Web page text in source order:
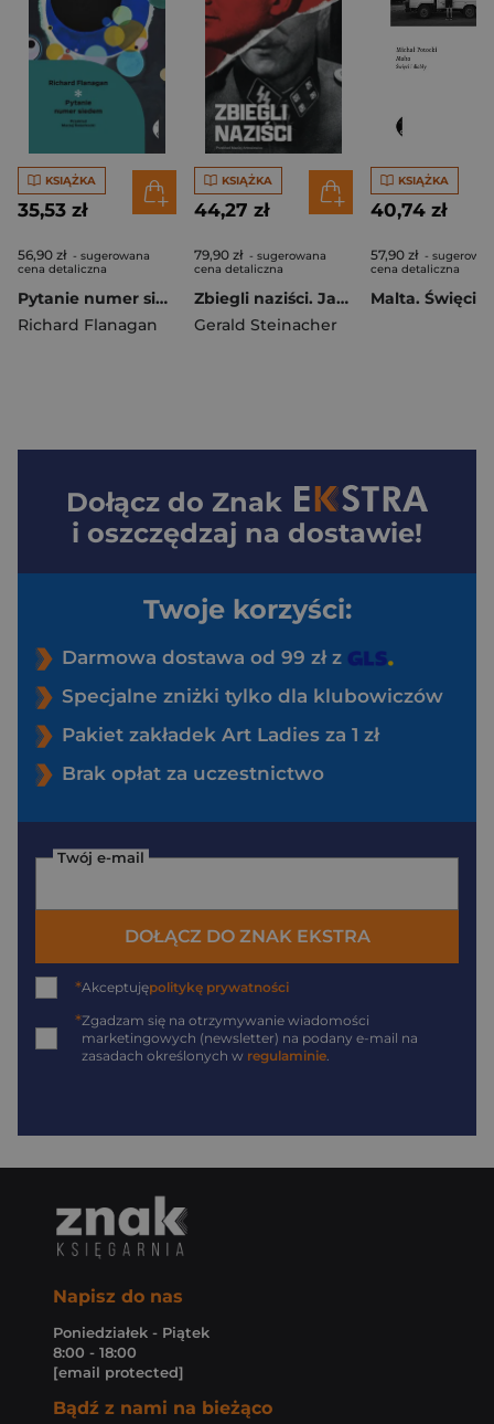
KSIĄŻKA
35,53 zł
56,90 zł - sugerowana
cena detaliczna
Pytanie numer siedem
Richard Flanagan
KSIĄŻKA
44,27 zł
79,90 zł - sugerowana
cena detaliczna
Zbiegli naziści. Jak hitlerowscy zbrodniarze uciekli przed sprawiedliwością wyd. 3
Gerald Steinacher
KSIĄŻKA
40,74 zł
57,90 zł -
cena detaliczna
Dołącz do Znak
i oszczędzaj na dostawie!
Twoje korzyści:
Darmowa dostawa od 99 zł z
Specjalne zniżki tylko dla klubowiczów
Pakiet zakładek Art Ladies za 1 zł
Brak opłat za uczestnictwo
Twój e-mail
DOŁĄCZ DO ZNAK EKSTRA
*Akceptujępolitykę prywatności
*Zgadzam się na otrzymywanie wiadomości
marketingowych (newsletter) na podany e-mail na
zasadach określonych w regulaminie.
Napisz do nas
Poniedziałek - Piątek
8:00 - 18:00
[email protected]
Bądź z nami na bieżąco